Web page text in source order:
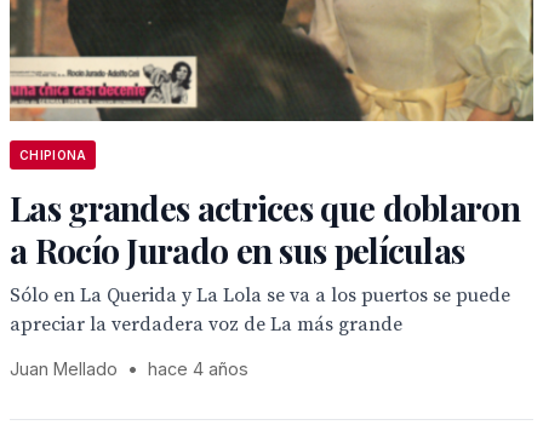
CHIPIONA
Las grandes actrices que doblaron
a Rocío Jurado en sus películas
Sólo en La Querida y La Lola se va a los puertos se puede
apreciar la verdadera voz de La más grande
Juan Mellado • hace 4 años